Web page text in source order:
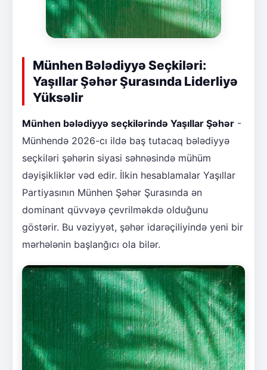
Münhen Bələdiyyə Seçkiləri:
Yaşıllar Şəhər Şurasında Liderliyə
Yüksəlir
Münhen bələdiyyə seçkilərində Yaşıllar Şəhər -
Münhendə 2026-cı ildə baş tutacaq bələdiyyə
seçkiləri şəhərin siyasi səhnəsində mühüm
dəyişikliklər vəd edir. İlkin hesablamalar Yaşıllar
Partiyasının Münhen Şəhər Şurasında ən
dominant qüvvəyə çevrilməkdə olduğunu
göstərir. Bu vəziyyət, şəhər idarəçiliyində yeni bir
mərhələnin başlanğıcı ola bilər.